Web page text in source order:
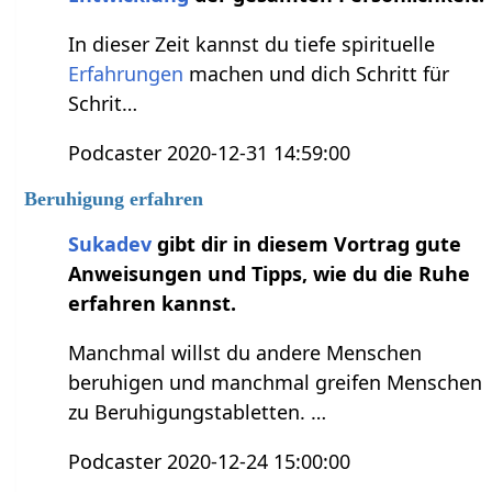
In dieser Zeit kannst du tiefe spirituelle
Erfahrungen machen und dich Schritt für
Schrit…
Podcaster 2020-12-31 14:59:00
Beruhigung erfahren
Sukadev gibt dir in diesem Vortrag gute
Anweisungen und Tipps, wie du die Ruhe
erfahren kannst.
Manchmal willst du andere Menschen
beruhigen und manchmal greifen Menschen
zu Beruhigungstabletten. …
Podcaster 2020-12-24 15:00:00